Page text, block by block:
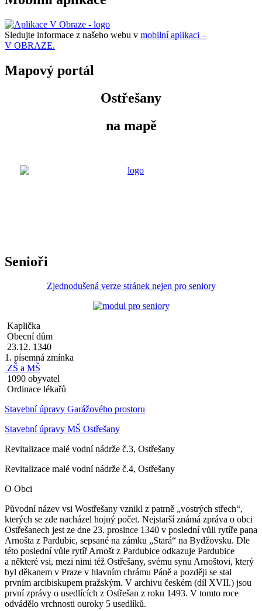
Sledujte informace z našeho webu v mobilní aplikaci –
V OBRAZE.
Mapový portál
Ostřešany
na mapě
Senioři
Zjednodušená verze stránek nejen pro seniory
Kaplička
Obecní dům
23.12. 1340
1. písemná zmínka
ZŠ a MŠ
1090 obyvatel
Ordinace lékařů
Stavební úpravy Garážového prostoru
Stavební úpravy MŠ Ostřešany
Revitalizace malé vodní nádrže č.3, Ostřešany
Revitalizace malé vodní nádrže č.4, Ostřešany
O Obci
Původní název vsi Wostřešany vznikl z patrně „vostrých střech“,
kterých se zde nacházel hojný počet. Nejstarší známá zpráva o obci
Ostřešanech jest ze dne 23. prosince 1340 v poslední vůli rytíře pana
Arnošta z Pardubic, sepsané na zámku „Stará“ na Bydžovsku. Dle
této poslední vůle rytíř Arnošt z Pardubice odkazuje Pardubice
a některé vsi, mezi nimi též Ostřešany, svému synu Arnoštovi, který
byl děkanem v Praze v hlavním chrámu Páně a později se stal
prvním arcibiskupem pražským. V archivu českém (díl XVII.) jsou
první zprávy o usedlících z Ostřešan z roku 1493. V tomto roce
odvádělo vrchnosti ouroky 5 usedlíků.